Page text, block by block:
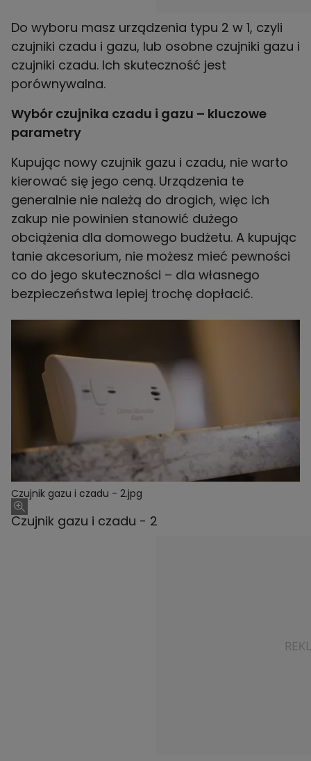
Do wyboru masz urządzenia typu 2 w 1, czyli
czujniki czadu i gazu, lub osobne czujniki gazu i
czujniki czadu. Ich skuteczność jest
porównywalna.
Wybór czujnika czadu i gazu – kluczowe
parametry
Kupując nowy czujnik gazu i czadu, nie warto
kierować się jego ceną. Urządzenia te
generalnie nie należą do drogich, więc ich
zakup nie powinien stanowić dużego
obciążenia dla domowego budżetu. A kupując
tanie akcesorium, nie możesz mieć pewności
co do jego skuteczności – dla własnego
bezpieczeństwa lepiej trochę dopłacić.
Czujnik gazu i czadu - 2.jpg
Czujnik gazu i czadu - 2